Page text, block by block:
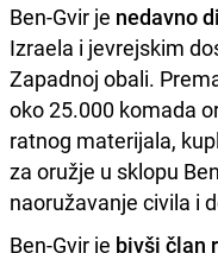
Ben-Gvir je nedavno
Izraela i jevrejskim
Zapadnoj obali.
oko 25.000 komada
ratnog materijala,
za oružje u sklopu
naoružavanje civila i
Ben-Gvir je bivši član